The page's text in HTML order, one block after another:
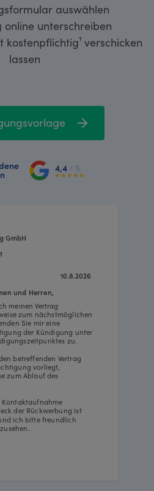
auswählen
online unterschreiben
kostenpflichtig¹ verschicken
lassen
4,4 / 5
10.8.2026
GmbH
meinen Vertrag
zum nächstmöglichen
Sie mir eine
der Kündigung unter
zu.
betreffenden Vertrag
vorliegt,
zum Ablauf des
Kontaktaufnahme
der Rückwerbung ist
ich bitte freundlich
und Herren,